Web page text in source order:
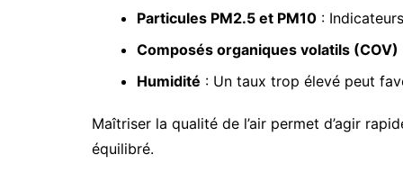
Particules PM2.5 et PM10 :
Composés organiques volatils (COV)
Humidité : Un taux trop élevé peut
Maîtriser la qualité de l’air permet d’agir
équilibré.